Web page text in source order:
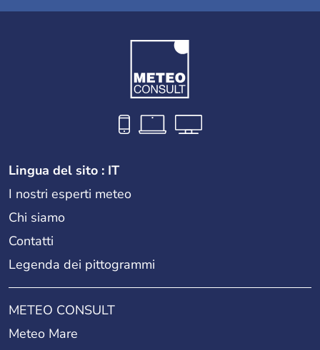
Lingua del sito : IT
I nostri esperti meteo
Chi siamo
Contatti
Legenda dei pittogrammi
METEO CONSULT
Meteo Mare